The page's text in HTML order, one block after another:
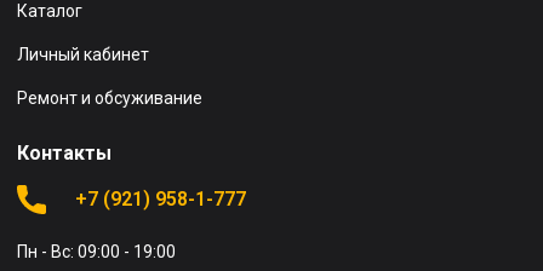
Каталог
Личный кабинет
Ремонт и обсуживание
Контакты
+7 (921) 958-1-777
Пн - Вс: 09:00 - 19:00